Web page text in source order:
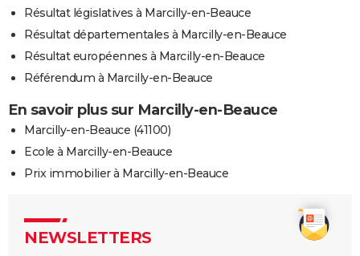
Résultat législatives à Marcilly-en-Beauce
Résultat départementales à Marcilly-en-Beauce
Résultat européennes à Marcilly-en-Beauce
Référendum à Marcilly-en-Beauce
En savoir plus sur Marcilly-en-Beauce
Marcilly-en-Beauce (41100)
Ecole à Marcilly-en-Beauce
Prix immobilier à Marcilly-en-Beauce
NEWSLETTERS